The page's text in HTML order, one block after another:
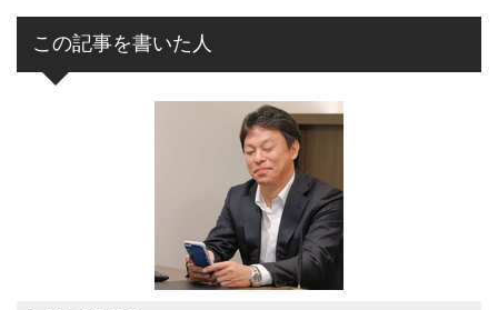
この記事を書いた人